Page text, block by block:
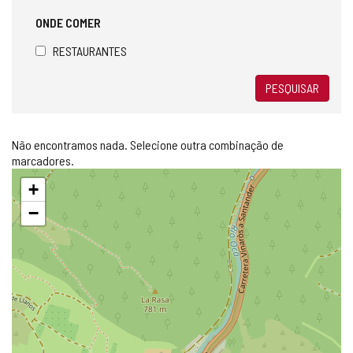
ONDE COMER
RESTAURANTES
PESQUISAR
Não encontramos nada. Selecione outra combinação de
marcadores.
Pular
mapa
+
−